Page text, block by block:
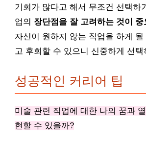
기회가 많다고 해서 무조건 선택하
업의 장단점을 잘 고려하는 것이 중
자신이 원하지 않는 직업을 하게 될
고 후회할 수 있으니 신중하게 선택
성공적인 커리어 팁
미술 관련 직업에 대한 나의 꿈과
현할 수 있을까?